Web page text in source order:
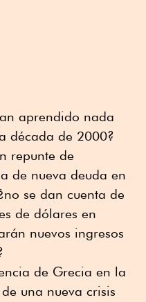
aprendido nada
década de 2000?
repunte de
de nueva deuda en
se dan cuenta de
de dólares en
nuevos ingresos
de Grecia en la
una nueva crisis